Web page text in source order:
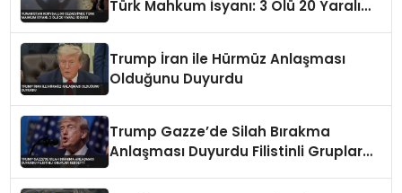
Türk Mahkum İsyanı: 3 Ölü 20 Yaralı
Trump İran ile Hürmüz Anlaşması
Olduğunu Duyurdu
Trump Gazze’de Silah Bırakma
Anlaşması Duyurdu Filistinli Gruplar